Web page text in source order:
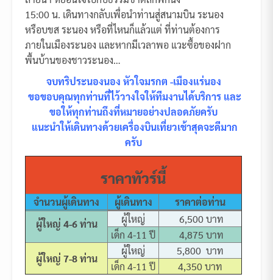
15:00 น. เดินทางกลับเพื่อนำท่านสู่สนามบิน ระนอง
หรือบขส ระนอง หรือที่ไหนก็แล้วแต่ ที่ท่านต้องการ
ภายในเมืองระนอง และหากมีเวลาพอ แวะซื้อของฝาก
พื้นบ้านของชาวระนอง…
จบทริประนองนอง หัวใจมรกต -เมืองแร่นอง
ขอขอบคุณทุกท่านที่ไว้วางใจให้ทีมงานได้บริการ และ
ขอให้ทุกท่านถึงที่หมายอย่างปลอดภัยครับ
แนะนำให้เดินทางด้วยเครื่องบินเที่ยวเช้าสุดจะดีมาก
ครับ
ราคาทัวร์นี้
จำนวนผู้เดินทาง ผู้เดินทาง
ราคาต่อท่าน
ผู้ใหญ่ 4-6 ท่าน
ผู้ใหญ่
6,500 บาท
เด็ก 4-11 ปี
4,875 บาท
ผู้ใหญ่ 7-8 ท่าน
ผู้ใหญ่
5,800 บาท
เด็ก 4-11 ปี
4,350 บาท